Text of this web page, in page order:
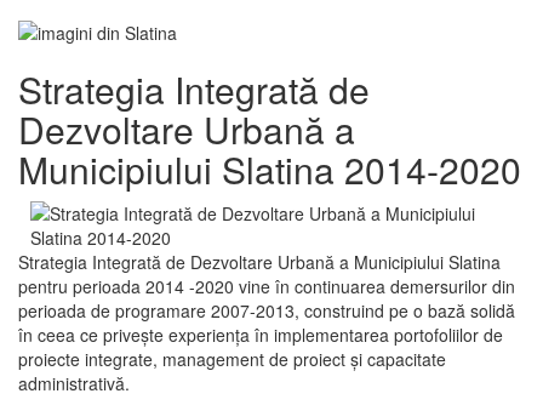
Strategia Integrată de
Dezvoltare Urbană a
Municipiului Slatina 2014-2020
Strategia Integrată de Dezvoltare Urbană a Municipiului Slatina
pentru perioada 2014 -2020 vine în continuarea demersurilor din
perioada de programare 2007-2013, construind pe o bază solidă
în ceea ce priveşte experienţa în implementarea portofoliilor de
proiecte integrate, management de proiect și capacitate
administrativă.